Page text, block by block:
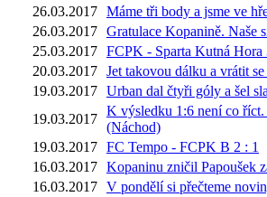
26.03.2017 Máme tři body a jsme ve
26.03.2017 Gratulace Kopanině. Naše
25.03.2017 FCPK - Sparta Kutná Hora
20.03.2017 Jet takovou dálku a vrátit
19.03.2017 Urban dal čtyři góly a šel
19.03.2017
K výsledku 1:6 není co
(Náchod)
19.03.2017 FC Tempo - FCPK B 2 : 1
16.03.2017 Kopaninu zničil Papoušek
16.03.2017 V pondělí si přečteme